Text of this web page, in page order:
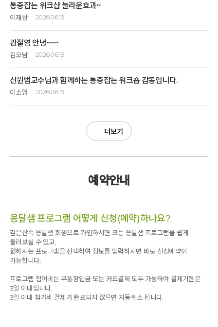
동작이나 자세를 취할 때 갑작스런 통증에는 왈칵 눈물이 쏟아지기도 했다.
어느쪽으로도 돌아눕기 힘든 상태로 몸과 맘이 모두 지치고 힘들어 있었다.
병원에서 치료도 받아보았으나 그때 뿐, 마지막 받은 충격파 치료로 팔이
너덜너덜해진 상태로 더 아프기만했다. 몸이 아프니 마음도 좋을리 없었다.
웃음도 사라지고 점점 우울해졌다.
그런데 남편도 오십견으로 힘들어하고 있었고 신교수님의 통증잡는
워크샵에 함께 참석해보자는 말에 깊은산속 옹달샘을 찾았다. 어깨 통증이
물부족과 내장기관이 원인이라는 말씀을 듣고 신기했다. 그리고 신교수님의
몇 가지 치료로 팔이 이전보다 훨씬 더 많이 올라갔다. 믿기지 않고 어안이
벙벙해 말로 표현할 수 없었다. 나뿐만 아니라 남편도 다른 참가자들도
유튜브 영상에서 보던 기적이 실제로 와서 보니 생생한 현실이었다. 여기서
소중한 내 몸을 잘 관리하며 살아야겠다고 다짐했다. 또한 신교수님의 제자
신교수님과 제자 원장님들 다시 한 번 감사드립니다.
얼마만에 느껴보는 편안함인가~
머리부터 발끝까지 몸을 느껴봅니다.
묵직했던 어깨는 가벼워졌고,
정체되어 답답했던 몸은 순환이 잘 되어
편안해졌습니다.
신기하네요.
이번 워크숍이 이런 변화를 만든 계기가 되었습니다.
반짝 반짝 빛나는 참석자들의 얼굴이 모든걸 말해줍니다.
열정적인 강의와 지도를 해주신 교수님께
성심껏 치료해주신 원장님들께
좋은 장소를 만들고 가꾸시는 깊은 산속 옹달샘
아침지기 여러분들께 감사드립니다.
사랑하고, 감사합니다.
통증잡는 워크샵 놀라운효과~
이재상 2026.06.19
별다른 효과가 없어서 고도원의 아침 편지를통해 알게되어 신청을
했습니다.
교수님의 치료를 받은후 신기하게 양팔의 움직임이 더 쉬워지고 부드러워
졌습니다.
어깨 주변의 경직도 많이 풀려서 훨씬 편안한 상태가 되었습니다.
긴장을 푸는데 큰 도움이 되었습니다.
질병 원인에 대한 명확한 설명과 치료는 바로 효과로 이어졌습니다.
열정과 사랑으로 치료를 해주신 신교수님과 제자 분들께 깊은 감사를
관절염 안녕~~~
김오남 2026.06.19
그동안 다녔던 병원에서 들인 돈과 시간들
무릎통증과 싸워온 시간들을 무색하게 만드는 신원범교수님과 제자분과
수분이 통증잡는데 필수요소라는 것도 절실하게 느끼고
여기서 배운 치료법으로 건강한 생활로 돌아갈수 있을것 같다.
신원범교수님과 함께하는 통증잡는 워크숍 감동입니다.
이소영 2026.06.19
것같은 어지럼증 때문에 힘들고, 목과 어깨통증, 오래된 고관절 통증으로
힘들어 참여하게 되었습니다. 오래된 고관절 통증의 원인을 바로
알려주시고 8족경 지압을 해주셨는데 온몸이 순환되는 느낌을 받았고,
기울여 풀어주셔서 한층 부드러워지고 통증이 가라앉았습니다. 프로그램에
정도에요~~교수님과 제자분들 진심으로 감사드립니다~♡♡♡
더보기
예약안내
옹달샘 프로그램 어떻게 신청(예약)하나요?
깊은산속 옹달샘 회원으로 가입하시면 모든 옹달샘 프로그램을 쉽게
둘러보실 수 있고,
원하시는 프로그램을 선택하여 정보를 입력하시면 바로 신청예약이
가능합니다.
프로그램 참여비는 무통장입금 또는 카드결제 모두 가능하며 결제기한은
3일 이내입니다.
3일 이내 참가비 결제가 완료되지 않으면 자동취소 됩니다.